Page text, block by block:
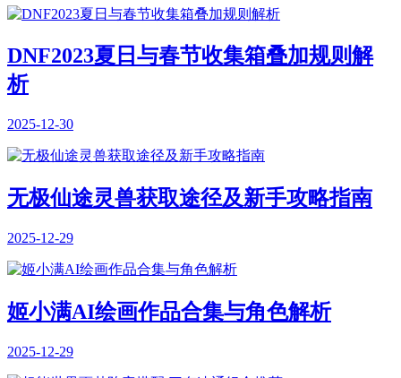
DNF2023夏日与春节收集箱叠加规则解
析
2025-12-30
无极仙途灵兽获取途径及新手攻略指南
2025-12-29
姬小满AI绘画作品合集与角色解析
2025-12-29